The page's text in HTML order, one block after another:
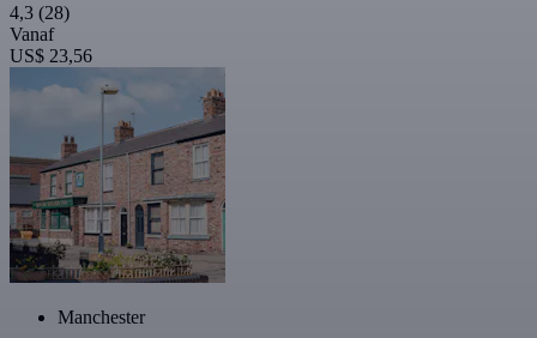
4,3 (28)
Vanaf
US$ 23,56
Manchester